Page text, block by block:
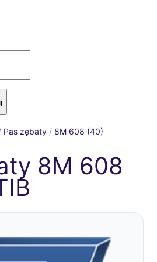
Pas zębaty / 8M 608 (40)
8M 608